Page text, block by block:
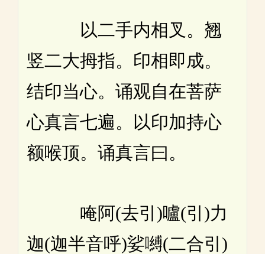
以二手内相叉。翘
竖二大拇指。印相即成。
结印当心。诵观自在菩萨
心真言七遍。以印加持心
额喉顶。诵真言曰。
唵阿(去引)嚧(引)力
迦(迦半音呼)娑嚩(二合引)